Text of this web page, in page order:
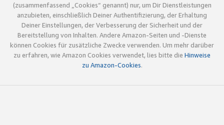
(zusammenfassend „Cookies“ genannt) nur, um Dir Dienstleistungen
anzubieten, einschließlich Deiner Authentifizierung, der Erhaltung
Deiner Einstellungen, der Verbesserung der Sicherheit und der
Bereitstellung von Inhalten. Andere Amazon-Seiten und -Dienste
können Cookies für zusätzliche Zwecke verwenden. Um mehr darüber
zu erfahren, wie Amazon Cookies verwendet, lies bitte die Hinweise
zu Amazon-Cookies.